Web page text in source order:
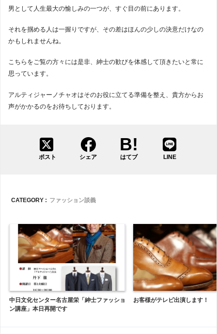
男として人生最大の愉しみの一つが、すぐ目の前にあります。
それを掴める人は一握りですが、その差はほんの少しの決意だけなの
かもしれませんね。
こちらをご覧の方々には是非、紳士の歓びを体感して頂きたいと常に
思っています。
アルティジャーノチャオはそのお役に立てる準備を整え、貴方からお
声がかかるのをお待ちしております。
ポスト シェア はてブ LINE
CATEGORY : ファッション談義
中日文化センター名古屋栄「紳士ファッショ
ン講座」本日再開です
お客様がテレビ出演します！